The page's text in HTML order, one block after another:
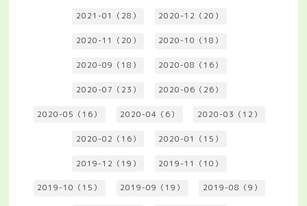
2021-01（28） 2020-12（20）
2020-11（20） 2020-10（18）
2020-09（18） 2020-08（16）
2020-07（23） 2020-06（26）
2020-05（16） 2020-04（6） 2020-03（12）
2020-02（16） 2020-01（15）
2019-12（19） 2019-11（10）
2019-10（15） 2019-09（19） 2019-08（9）